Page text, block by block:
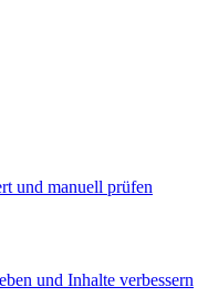
und manuell prüfen
und Inhalte verbessern